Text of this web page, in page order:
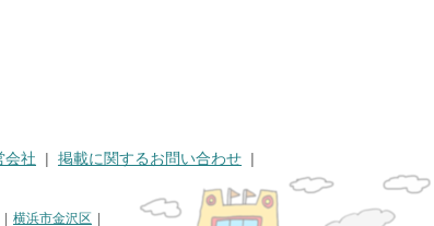
会社 掲載に関するお問い合わせ
横浜市金沢区